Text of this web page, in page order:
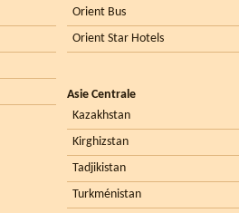
Orient Bus
Orient Star Hotels
Asie Centrale
Kazakhstan
Kirghizstan
Tadjikistan
Turkménistan